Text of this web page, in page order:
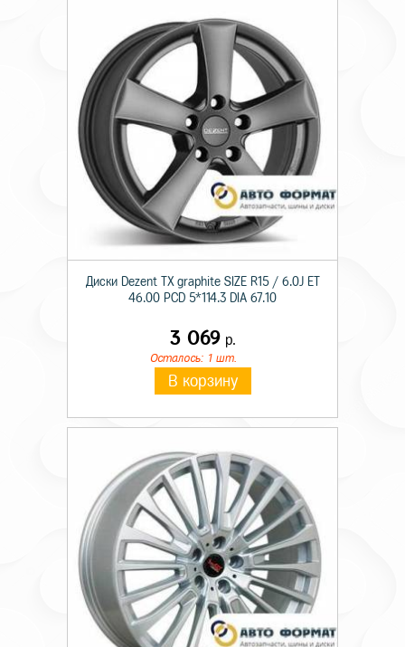
Диски Dezent TX graphite SIZE R15 / 6.0J ET
46.00 PCD 5*114.3 DIA 67.10
3 069р.
Осталось: 1 шт.
В корзину